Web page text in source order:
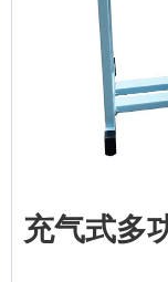
充气式多